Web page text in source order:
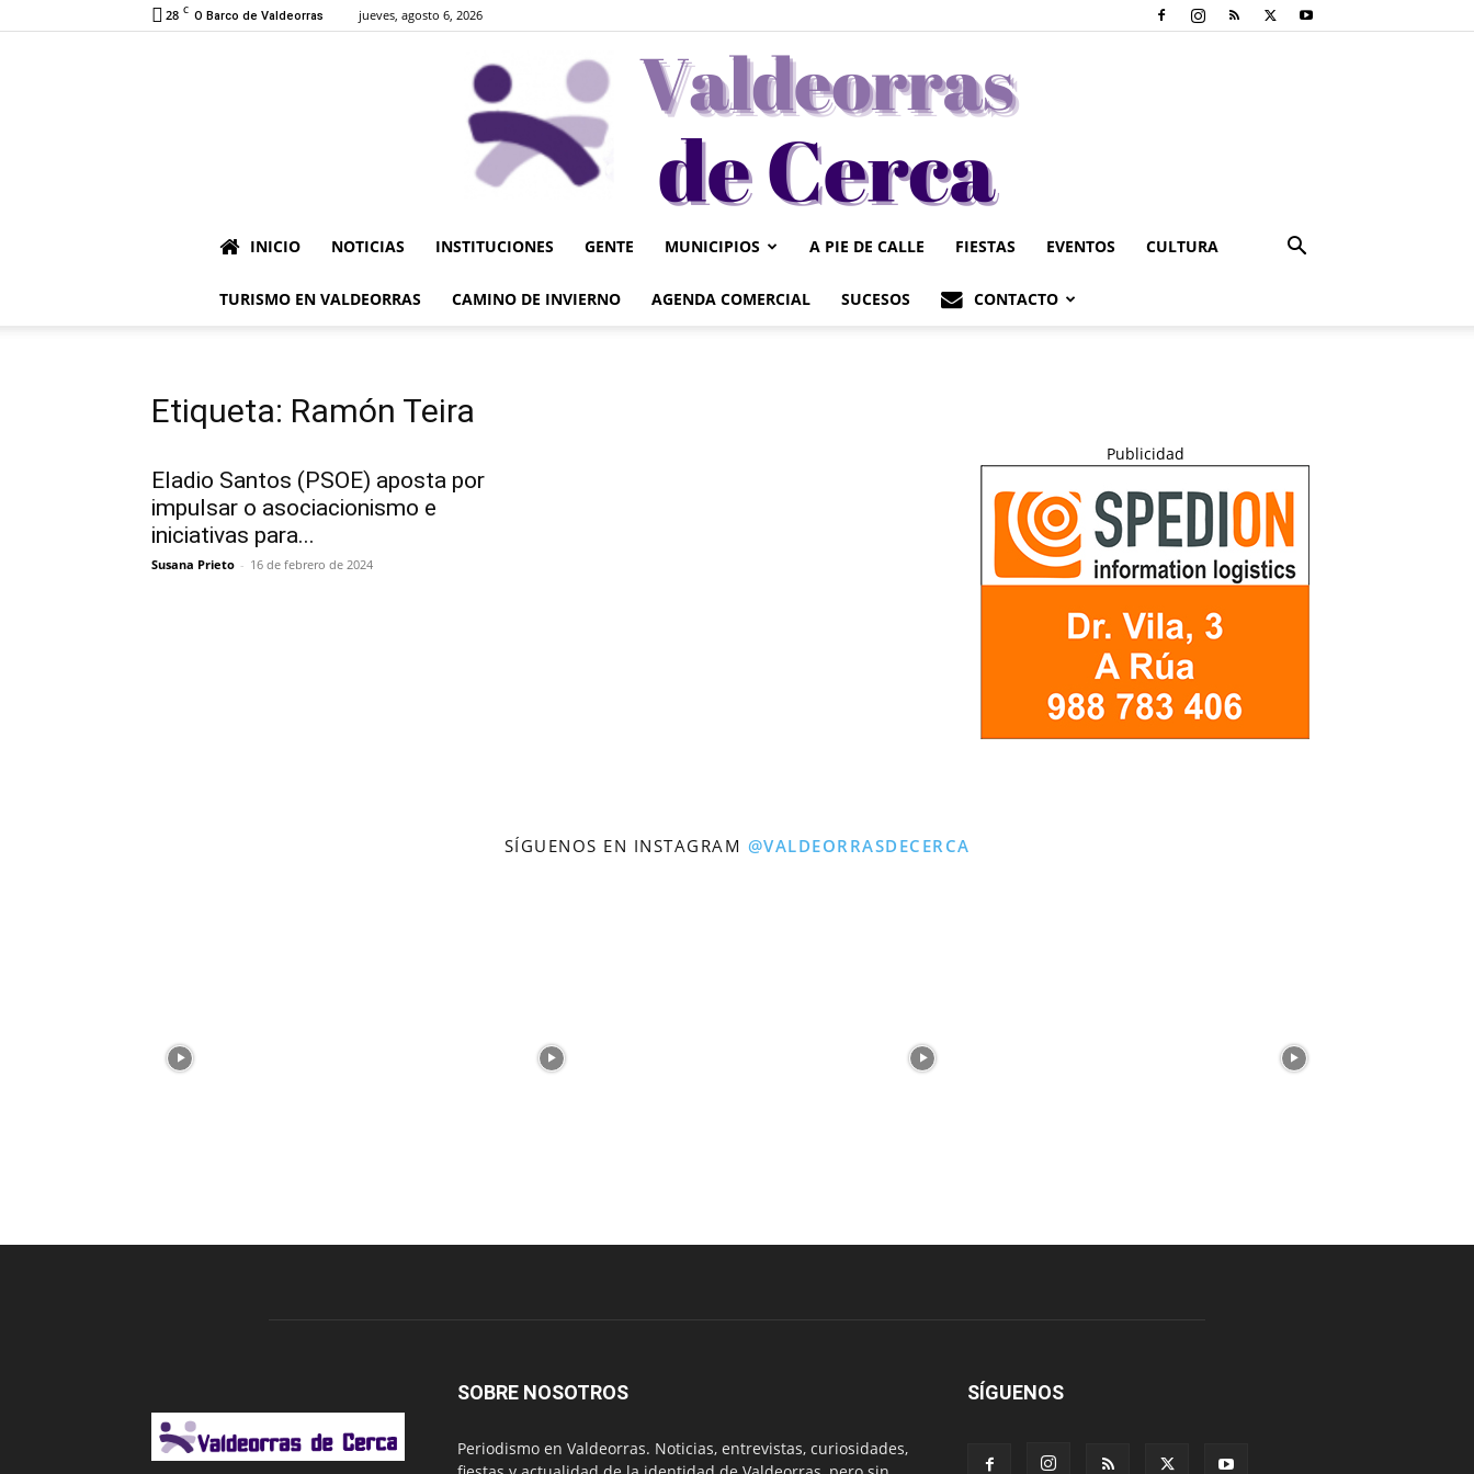
28 C O Barco de Valdeorras jueves, agosto 6, 2026
Valdeorrasdecerca
INICIO NOTICIAS INSTITUCIONES GENTE MUNICIPIOS A PIE DE CALLE FIESTAS EVENTOS CULTURA
TURISMO EN VALDEORRAS CAMINO DE INVIERNO AGENDA COMERCIAL SUCESOS CONTACTO
Etiqueta: Ramón Teira
Eladio Santos (PSOE) aposta por
impulsar o asociacionismo e
iniciativas para...
Susana Prieto - 16 de febrero de 2024
Publicidad
SÍGUENOS EN INSTAGRAM @VALDEORRASDECERCA
SOBRE NOSOTROS
Periodismo en Valdeorras. Noticias, entrevistas, curiosidades,
SÍGUENOS